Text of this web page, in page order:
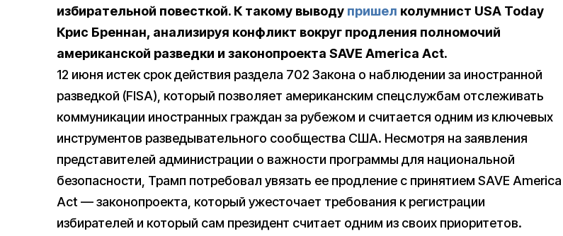
избирательной повесткой. К такому выводу пришел колумнист USA Today
Крис Бреннан, анализируя конфликт вокруг продления полномочий
американской разведки и законопроекта SAVE America Act.
12 июня истек срок действия раздела 702 Закона о наблюдении за иностранной
разведкой (FISA), который позволяет американским спецслужбам отслеживать
коммуникации иностранных граждан за рубежом и считается одним из ключевых
инструментов разведывательного сообщества США. Несмотря на заявления
представителей администрации о важности программы для национальной
безопасности, Трамп потребовал увязать ее продление с принятием SAVE America
Act — законопроекта, который ужесточает требования к регистрации
избирателей и который сам президент считает одним из своих приоритетов.